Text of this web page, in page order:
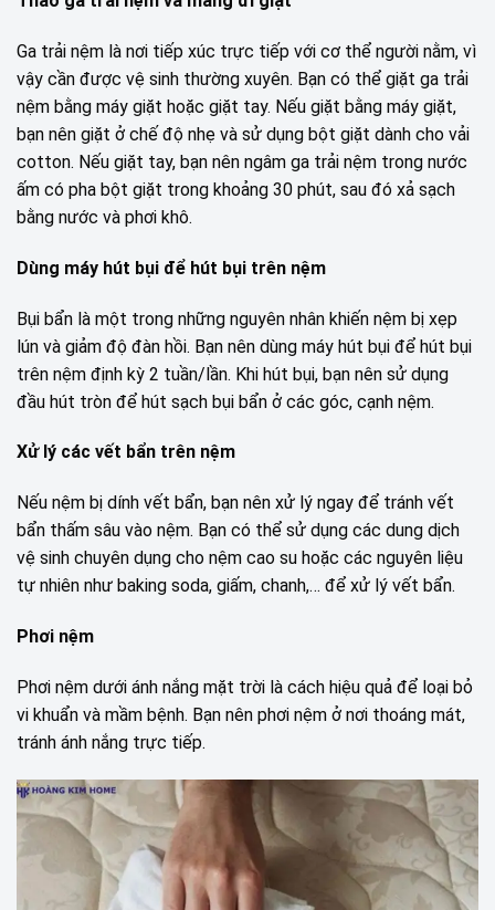
Ga trải nệm là nơi tiếp xúc trực tiếp với cơ thể người nằm, vì
vậy cần được vệ sinh thường xuyên. Bạn có thể giặt ga trải
nệm bằng máy giặt hoặc giặt tay. Nếu giặt bằng máy giặt,
bạn nên giặt ở chế độ nhẹ và sử dụng bột giặt dành cho vải
cotton. Nếu giặt tay, bạn nên ngâm ga trải nệm trong nước
ấm có pha bột giặt trong khoảng 30 phút, sau đó xả sạch
bằng nước và phơi khô.
Dùng máy hút bụi để hút bụi trên nệm
Bụi bẩn là một trong những nguyên nhân khiến nệm bị xẹp
lún và giảm độ đàn hồi. Bạn nên dùng máy hút bụi để hút bụi
trên nệm định kỳ 2 tuần/lần. Khi hút bụi, bạn nên sử dụng
đầu hút tròn để hút sạch bụi bẩn ở các góc, cạnh nệm.
Xử lý các vết bẩn trên nệm
Nếu nệm bị dính vết bẩn, bạn nên xử lý ngay để tránh vết
bẩn thấm sâu vào nệm. Bạn có thể sử dụng các dung dịch
vệ sinh chuyên dụng cho nệm cao su hoặc các nguyên liệu
tự nhiên như baking soda, giấm, chanh,… để xử lý vết bẩn.
Phơi nệm
Phơi nệm dưới ánh nắng mặt trời là cách hiệu quả để loại bỏ
vi khuẩn và mầm bệnh. Bạn nên phơi nệm ở nơi thoáng mát,
tránh ánh nắng trực tiếp.